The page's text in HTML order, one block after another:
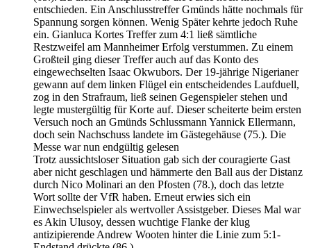
entschieden. Ein Anschlusstreffer Gmünds hätte nochmals für
Spannung sorgen können. Wenig Später kehrte jedoch Ruhe
ein. Gianluca Kortes Treffer zum 4:1 ließ sämtliche
Restzweifel am Mannheimer Erfolg verstummen. Zu einem
Großteil ging dieser Treffer auch auf das Konto des
eingewechselten Isaac Okwubors. Der 19-jährige Nigerianer
gewann auf dem linken Flügel ein entscheidendes Laufduell,
zog in den Strafraum, ließ seinen Gegenspieler stehen und
legte mustergültig für Korte auf. Dieser scheiterte beim ersten
Versuch noch an Gmünds Schlussmann Yannick Ellermann,
doch sein Nachschuss landete im Gästegehäuse (75.). Die
Messe war nun endgültig gelesen
Trotz aussichtsloser Situation gab sich der couragierte Gast
aber nicht geschlagen und hämmerte den Ball aus der Distanz
durch Nico Molinari an den Pfosten (78.), doch das letzte
Wort sollte der VfR haben. Erneut erwies sich ein
Einwechselspieler als wertvoller Assistgeber. Dieses Mal war
es Akin Ulusoy, dessen wuchtige Flanke der klug
antizipierende Andrew Wooten hinter die Linie zum 5:1-